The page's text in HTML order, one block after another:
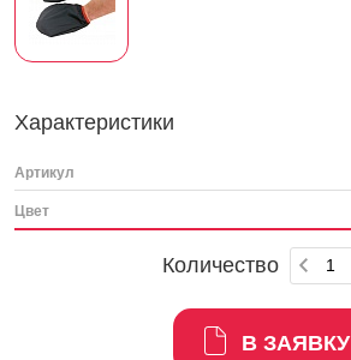
Характеристики
Артикул
Цвет
Количество
В ЗАЯВКУ